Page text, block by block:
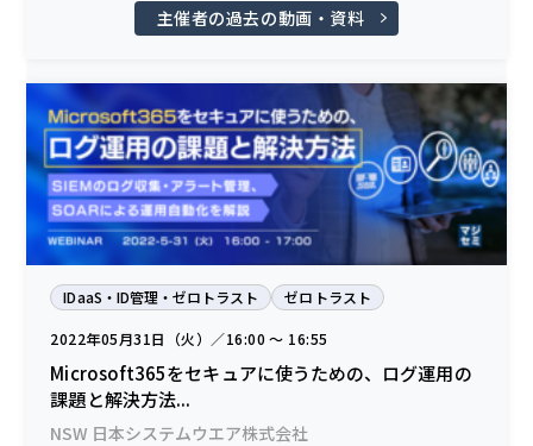
主催者の過去の動画・資料
IDaaS・ID管理・ゼロトラスト ゼロトラスト
2022年05月31日（火）／16:00 〜 16:55
Microsoft365をセキュアに使うための、ログ運用の
課題と解決方法...
NSW 日本システムウエア株式会社